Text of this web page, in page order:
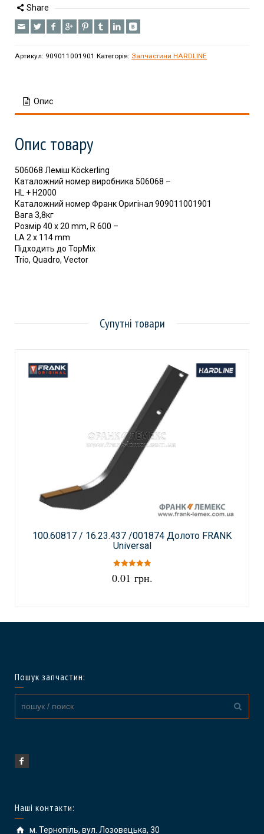
Share
Артикул: 909011001901 Категорія: Запчастини HARDLINE
Опис
Опис товару
506068 Леміш Köckerling
Каталожний номер виробника 506068 –
HL + H2000
Каталожний номер Франк Оригінал 909011001901
Вага 3,8кг
Розмір 40 x 20 mm, R 600 –
LA 2 x 114 mm
Підходить до TopMix
Trio, Quadro, Vector
Супутні товари
100.60817 / 16.23.437 /001874 Долото FRANK
Universal
5із 5
0.01 грн.
Пошук запчастин:
Наші контакти:
м. Тернопіль, вул. Лозовецька, 30